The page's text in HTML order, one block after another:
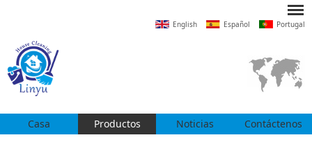
English Español Portugal
Casa Productos Noticias Contáctenos